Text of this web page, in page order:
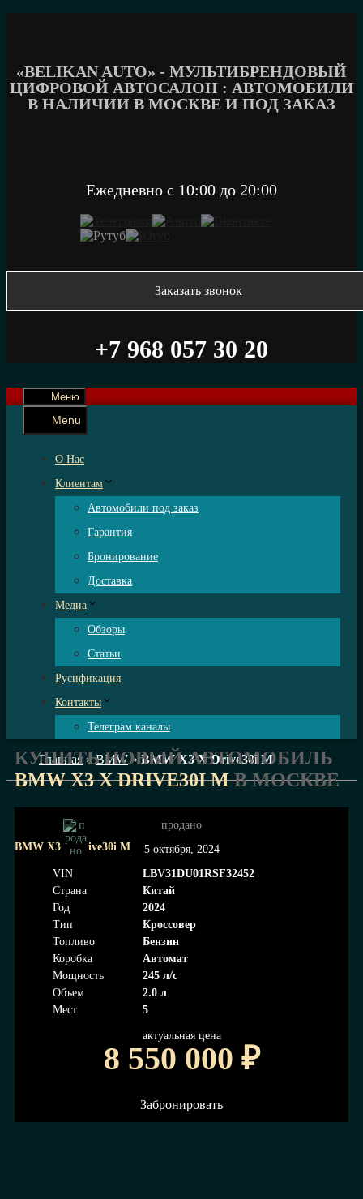
«BELIKAN AUTO» - МУЛЬТИБРЕНДОВЫЙ
ЦИФРОВОЙ АВТОСАЛОН : АВТОМОБИЛИ
В НАЛИЧИИ В МОСКВЕ И ПОД ЗАКАЗ
Ежедневно c 10:00 до 20:00
Заказать звонок
+7 968 057 30 20
Меню
Menu
О Нас
Клиентам
Автомобили под заказ
Гарантия
Бронирование
Доставка
Медиа
Обзоры
Статьи
Русификация
Контакты
Телеграм каналы
Главная»BMW»BMW X3 X Drive30i M
КУПИТЬ НОВЫЙ АВТОМОБИЛЬ
BMW X3 X DRIVE30I M В МОСКВЕ
продано
5 октября, 2024
BMW X3 X Drive30i M
VIN
LBV31DU01RSF32452
Страна
Китай
Год
2024
Тип
Кроссовер
Топливо
Бензин
Коробка
Автомат
Мощность
245 л/с
Объем
2.0 л
Мест
5
актуальная цена
8 550 000 ₽
Забронировать